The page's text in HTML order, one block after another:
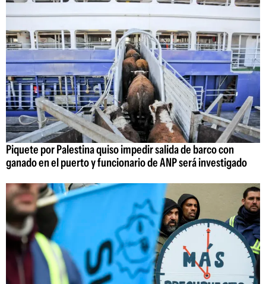
Piquete por Palestina quiso impedir salida de barco con
ganado en el puerto y funcionario de ANP será investigado